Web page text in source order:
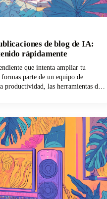
de blog de IA:
rápidamente
que intenta ampliar tu
parte de un equipo de
productividad, las herramientas de